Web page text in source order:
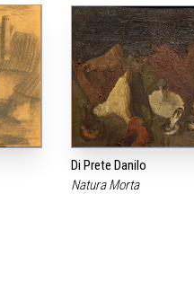
Di Prete Danilo
Natura Morta